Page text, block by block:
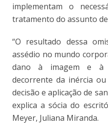
implementam o
tratamento do assunto
“O resultado dessa
assédio no mundo
dano à imagem e à
decorrente da inércia
decisão e aplicação de
explica a sócia do
Meyer, Juliana Miranda.